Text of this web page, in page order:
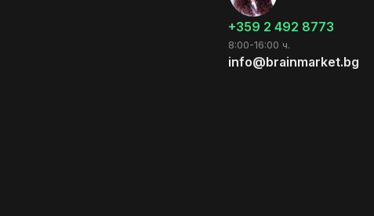
+359 2 492 8773
8:00-16:00 ч.
info@brainmarket.bg